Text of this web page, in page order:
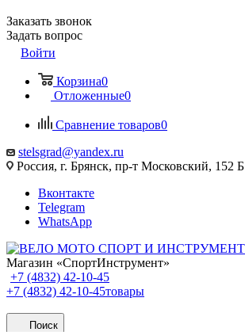
Заказать звонок
Задать вопрос
Войти
Корзина0
Отложенные0
Сравнение товаров0
stelsgrad@yandex.ru
Россия, г. Брянск, пр-т Московский, 152 Б
Вконтакте
Telegram
WhatsApp
Магазин «СпортИнструмент»
+7 (4832) 42-10-45
+7 (4832) 42-10-45товары
Поиск